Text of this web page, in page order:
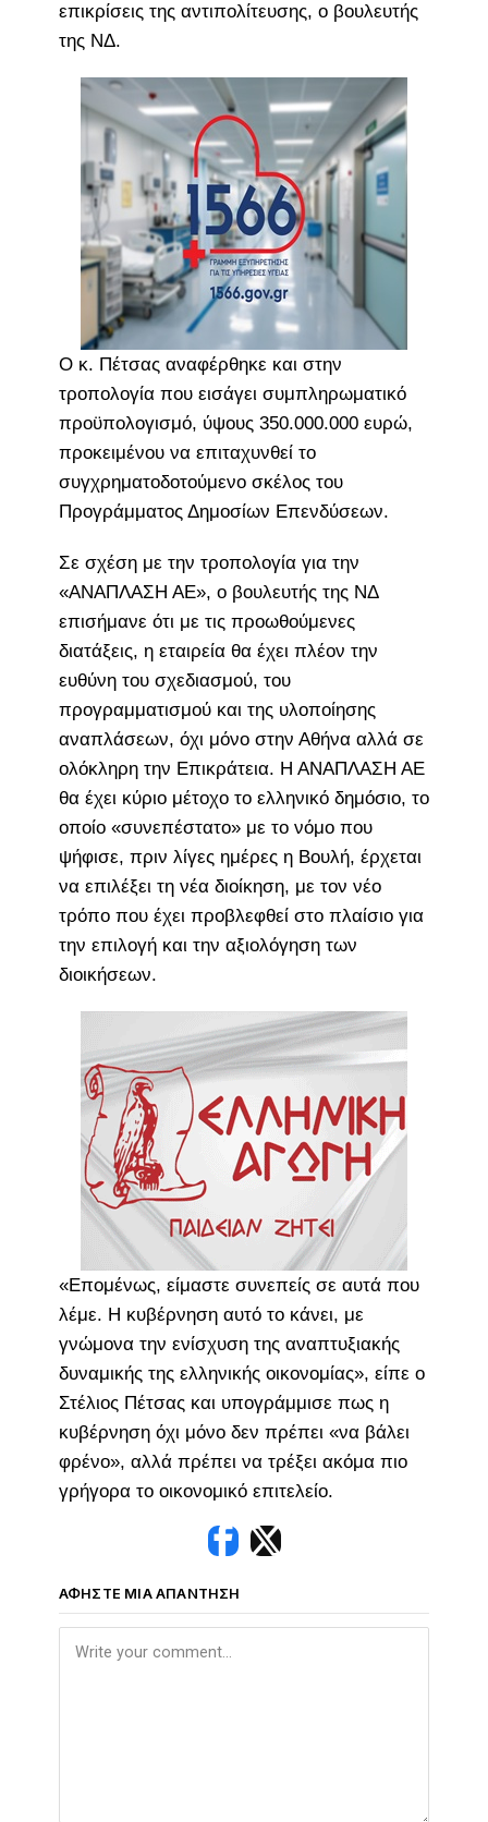
επικρίσεις της αντιπολίτευσης, ο βουλευτής
της ΝΔ.
Ο κ. Πέτσας αναφέρθηκε και στην
τροπολογία που εισάγει συμπληρωματικό
προϋπολογισμό, ύψους 350.000.000 ευρώ,
προκειμένου να επιταχυνθεί το
συγχρηματοδοτούμενο σκέλος του
Προγράμματος Δημοσίων Επενδύσεων.
Σε σχέση με την τροπολογία για την
«ΑΝΑΠΛΑΣΗ ΑΕ», ο βουλευτής της ΝΔ
επισήμανε ότι με τις προωθούμενες
διατάξεις, η εταιρεία θα έχει πλέον την
ευθύνη του σχεδιασμού, του
προγραμματισμού και της υλοποίησης
αναπλάσεων, όχι μόνο στην Αθήνα αλλά σε
ολόκληρη την Επικράτεια. Η ΑΝΑΠΛΑΣΗ ΑΕ
θα έχει κύριο μέτοχο το ελληνικό δημόσιο, το
οποίο «συνεπέστατο» με το νόμο που
ψήφισε, πριν λίγες ημέρες η Βουλή, έρχεται
να επιλέξει τη νέα διοίκηση, με τον νέο
τρόπο που έχει προβλεφθεί στο πλαίσιο για
την επιλογή και την αξιολόγηση των
διοικήσεων.
«Επομένως, είμαστε συνεπείς σε αυτά που
λέμε. Η κυβέρνηση αυτό το κάνει, με
γνώμονα την ενίσχυση της αναπτυξιακής
δυναμικής της ελληνικής οικονομίας», είπε ο
Στέλιος Πέτσας και υπογράμμισε πως η
κυβέρνηση όχι μόνο δεν πρέπει «να βάλει
φρένο», αλλά πρέπει να τρέξει ακόμα πιο
γρήγορα το οικονομικό επιτελείο.
ΑΦΉΣΤΕ ΜΙΑ ΑΠΆΝΤΗΣΗ